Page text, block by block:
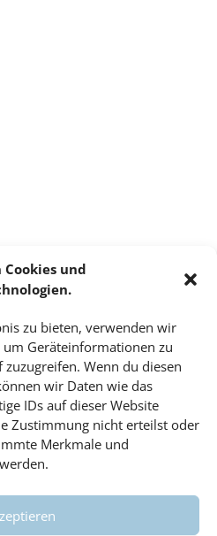
und
zu bieten, verwenden wir
Geräteinformationen zu
Wenn du diesen
wir Daten wie das
IDs auf dieser Website
Zustimmung nicht erteilst oder
Merkmale und